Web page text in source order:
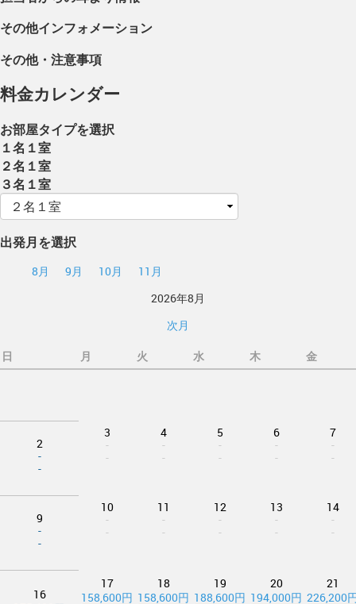
その他インフォメーション
その他・注意事項
料金カレンダー
お部屋タイプを選択
１名１室
２名１室
３名１室
出発月を選択
8月 9月 10月
11月
2026年8月
次月
日 月 火 水 木 金
2
-
-
3
-
-
4
-
-
5
-
-
6
-
-
7
-
-
9
-
-
10
-
-
11
-
-
12
-
-
13
-
-
14
-
-
16
17
158,600円
18
158,600円
19
188,600円
20
194,000円
21
226,200